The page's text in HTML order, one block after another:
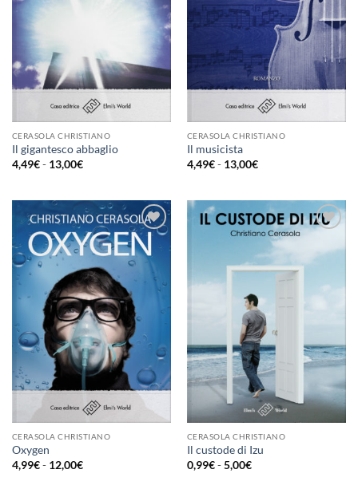
CERASOLA CHRISTIANO
Il gigantesco abbaglio
4,49€ - 13,00€Fascia
4,49€
a
13,00€
CERASOLA CHRISTIANO
Il musicista
4,49€ - 13,00€Fascia
4,49€
a
13,00€
Aggiungi
alla lista
dei
CERASOLA CHRISTIANO
Oxygen
4,99€ - 12,00€Fascia
alla lista
CERASOLA CHRISTIANO
Il custode di Izu
0,99€ - 5,00€Fascia